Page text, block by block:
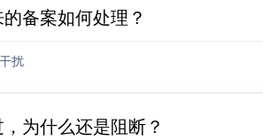
备案如何处理？
扰
为什么还是阻断？